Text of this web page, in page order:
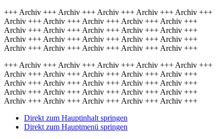
+++ Archiv +++ Archiv +++ Archiv +++ Archiv +++ Archiv +++
Archiv +++ Archiv +++ Archiv +++ Archiv +++ Archiv +++
Archiv +++ Archiv +++ Archiv +++ Archiv +++ Archiv +++
Archiv +++ Archiv +++ Archiv +++ Archiv +++ Archiv +++
Archiv +++ Archiv +++ Archiv +++ Archiv +++ Archiv +++
+++ Archiv +++ Archiv +++ Archiv +++ Archiv +++ Archiv +++
Archiv +++ Archiv +++ Archiv +++ Archiv +++ Archiv +++
Archiv +++ Archiv +++ Archiv +++ Archiv +++ Archiv +++
Archiv +++ Archiv +++ Archiv +++ Archiv +++ Archiv +++
Archiv +++ Archiv +++ Archiv +++ Archiv +++ Archiv +++
Direkt zum Hauptinhalt springen
Direkt zum Hauptmenü springen